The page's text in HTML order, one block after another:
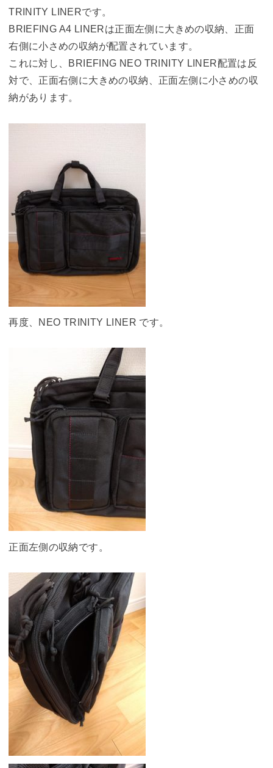
TRINITY LINERです。
BRIEFING A4 LINERは正面左側に大きめの収納、正面
右側に小さめの収納が配置されています。
これに対し、BRIEFING NEO TRINITY LINER配置は反
対で、正面右側に大きめの収納、正面左側に小さめの収
納があります。
再度、NEO TRINITY LINER です。
正面左側の収納です。